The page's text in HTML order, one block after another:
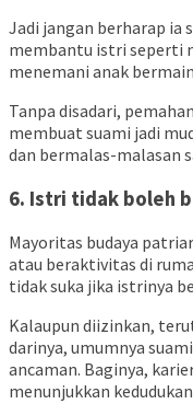
Jadi jangan berharap ia
membantu istri seperti
menemani anak
Tanpa disadari,
membuat suami jadi
dan bermalas-malasan
6. Istri tidak boleh
Mayoritas budaya
atau beraktivitas di
tidak suka jika istrinya
Kalaupun diizinkan,
darinya, umumnya
ancaman. Baginya,
menunjukkan